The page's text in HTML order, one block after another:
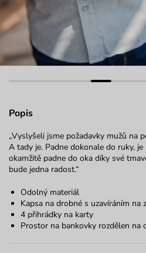
Popis
„Vyslyšeli jsme požadavky mužů na
A tady je. Padne dokonale do ruky,
okamžitě padne do oka díky své
bude jedna radost.“
Odolný materiál
Kapsa na drobné s uzavíráním na
4 přihrádky na karty
Prostor na bankovky rozdělen na